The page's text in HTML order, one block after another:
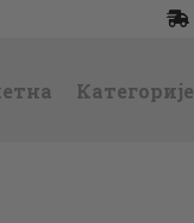
Категорије